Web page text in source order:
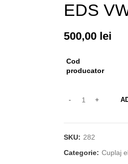
EDS
500,00 lei
Cod
producator
SKU: 282
Categorie: Cuplaj